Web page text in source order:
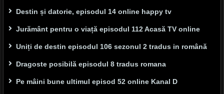
Destin și datorie, episodul 14 online happy tv
Jurământ pentru o viață episodul 112 Acasă TV online
Uniți de destin episodul 106 sezonul 2 tradus in română
Dragoste posibilă episodul 8 tradus romana
Pe mâini bune ultimul episod 52 online Kanal D